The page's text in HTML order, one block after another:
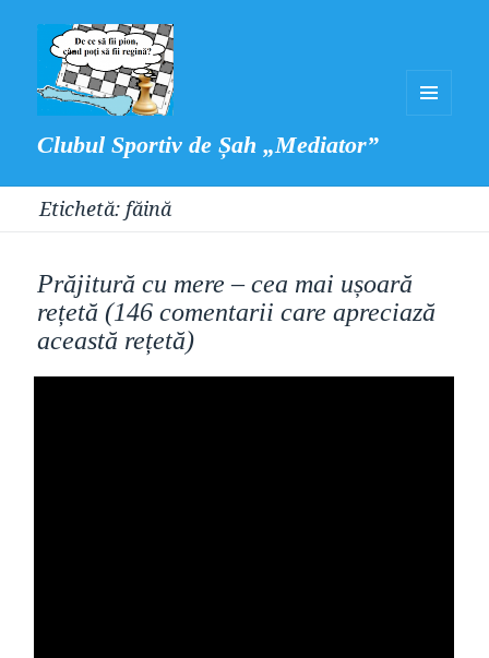
Clubul Sportiv de Șah „Mediator”
Etichetă: făină
Prăjitură cu mere – cea mai ușoară
rețetă (146 comentarii care apreciază
această rețetă)